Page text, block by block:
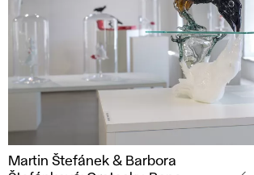
Martin
Martin Štefánek & Barbora